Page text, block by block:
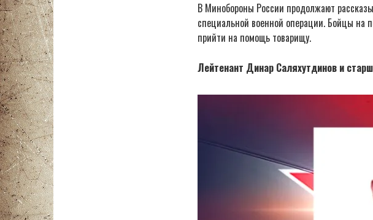
В Минобороны России продолжают
специальной военной операции. Бойцы на
прийти на помощь товарищу.
Лейтенант Динар Саляхутдинов и